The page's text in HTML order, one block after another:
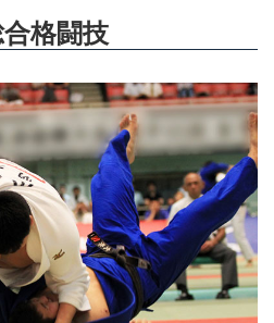
格闘技